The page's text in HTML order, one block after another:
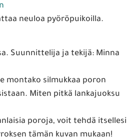
neuloa pyöröpuikoilla.
Suunnittelija ja tekijä: Minna
montako silmukkaa poron
Miten pitkä lankajuoksu
poroja, voit tehdä itsellesi
tämän kuvan mukaan!